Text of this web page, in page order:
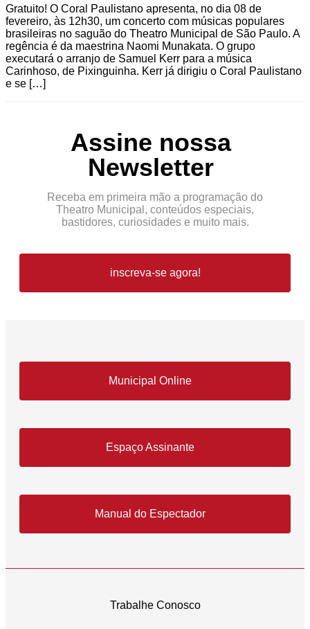
Gratuito! O Coral Paulistano apresenta, no dia 08 de
fevereiro, às 12h30, um concerto com músicas populares
brasileiras no saguão do Theatro Municipal de São Paulo. A
regência é da maestrina Naomi Munakata. O grupo
executará o arranjo de Samuel Kerr para a música
Carinhoso, de Pixinguinha. Kerr já dirigiu o Coral Paulistano
e se […]
Assine nossa
Newsletter
Receba em primeira mão a programação do
Theatro Municipal, conteúdos especiais,
bastidores, curiosidades e muito mais.
inscreva-se agora!
Municipal Online
Espaço Assinante
Manual do Espectador
Trabalhe Conosco